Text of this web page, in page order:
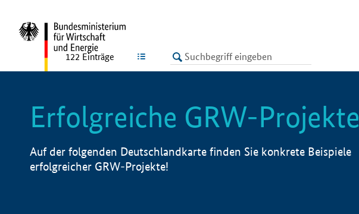
LISTE
122 Einträge
Erfolgreiche GRW-Projekte
Auf der folgenden Deutschlandkarte finden Sie konkrete Beispiele
erfolgreicher GRW-Projekte!